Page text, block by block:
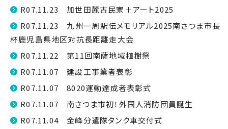
R07.11.23 加世田麓古民家＋アート2025
R07.11.23 九州一周駅伝メモリアル2025南さつま市長
杯鹿児島県地区対抗長距離走大会
R07.11.22 第11回南薩地域植樹祭
R07.11.07 建設工事業者表彰
R07.11.07 8020運動達成者表彰式
R07.11.07 南さつま市初！外国人消防団員誕生
R07.11.04 金峰分遣隊タンク車交付式